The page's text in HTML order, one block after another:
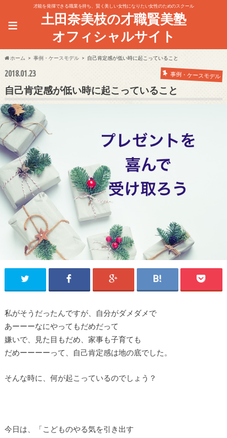
才能を発揮できる職業を持ち、賢く美しい女性になりたい女性のためのスクール
土田奈美枝の才職賢美塾
オフィシャルサイト
≡
ホーム 事例・ケースモデル 自己肯定感が低い時に起こっていること
2018.01.23 事例・ケースモデル
自己肯定感が低い時に起こっていること
私がそうだったんですが、自分がダメダメで
あーーーなにやってもだめだって
嫌いで、見た目もだめ、家事も子育ても
だめーーーーって、自己肯定感は地の底でした。
そんな時に、何が起こっているのでしょう？
今日は、「こどものやる気を引き出す